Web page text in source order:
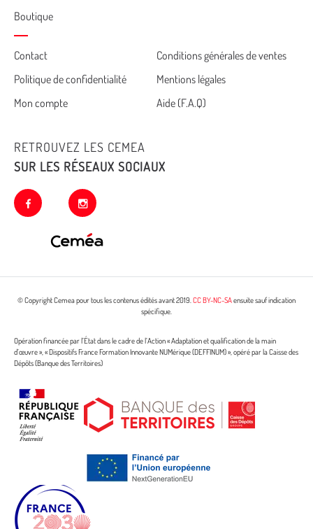
Boutique
Cemea
footer
Contact
Conditions générales de ventes
Politique de confidentialité
Mentions légales
Mon compte
Aide (F.A.Q)
RETROUVEZ LES CEMEA
SUR LES RÉSEAUX SOCIAUX
facebook instagram
© Copyright Cemea pour tous les contenus édités avant 2019.CC BY-NC-SAensuite sauf indication
spécifique.
Opération financée par l’État dans le cadre de l’Action « Adaptation et qualification de la main
d’œuvre », « Dispositifs France Formation Innovante NUMérique (DEFFINUM) », opéré par la Caisse des
Dépôts (Banque des Territoires)